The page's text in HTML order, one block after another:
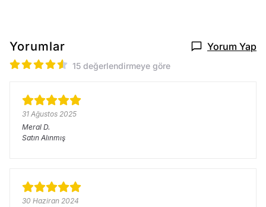
Yorumlar Yorum Yap
15 değerlendirmeye göre
31 Ağustos 2025
Meral D.
Satın Alınmış
30 Haziran 2024